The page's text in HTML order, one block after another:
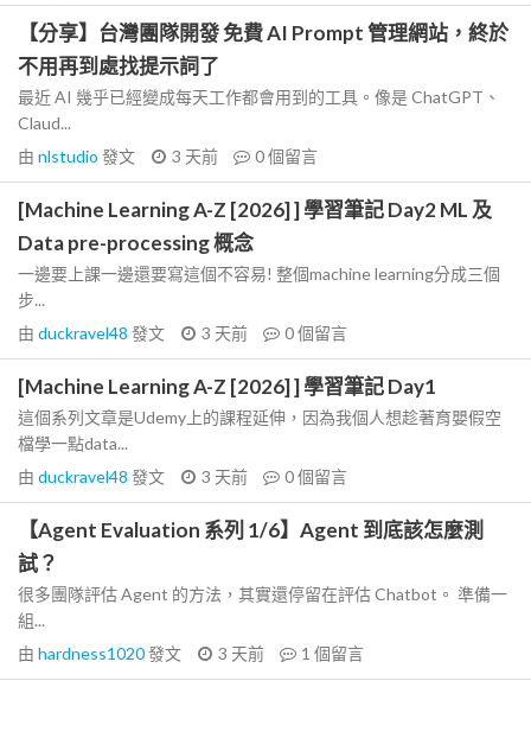
【分享】台灣團隊開發 免費 AI Prompt 管理網站，終於
不用再到處找提示詞了
最近 AI 幾乎已經變成每天工作都會用到的工具。像是 ChatGPT、
Claud...
由 nlstudio 發文 3 天前 0個留言
[Machine Learning A-Z [2026] ] 學習筆記 Day2 ML 及
Data pre-processing 概念
一邊要上課一邊還要寫這個不容易! 整個machine learning分成三個
步...
由 duckravel48 發文 3 天前 0個留言
[Machine Learning A-Z [2026] ] 學習筆記 Day1
這個系列文章是Udemy上的課程延伸，因為我個人想趁著育嬰假空
檔學一點data...
由 duckravel48 發文 3 天前 0個留言
【Agent Evaluation 系列 1/6】Agent 到底該怎麼測
試？
很多團隊評估 Agent 的方法，其實還停留在評估 Chatbot。 準備一
組...
由 hardness1020發文 3 天前 1 個留言